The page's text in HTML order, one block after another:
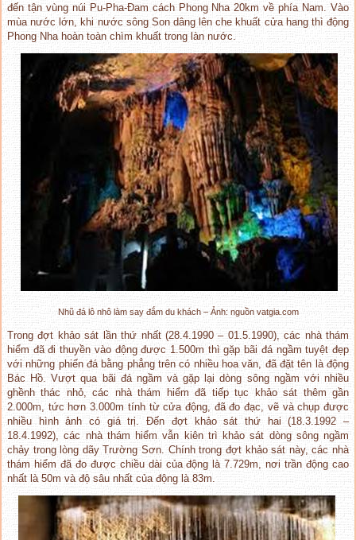
đến tận vùng núi Pu-Pha-Đam cách Phong Nha 20km về phía Nam. Vào
mùa nước lớn, khi nước sông Son dâng lên che khuất cửa hang thì động
Phong Nha hoàn toàn chìm khuất trong làn nước.
Nhũ đá lô nhô làm say đắm du khách – Ảnh: nguồn vatgia.com
Trong đợt khảo sát lần thứ nhất (28.4.1990 – 01.5.1990), các nhà thám
hiểm đã đi thuyền vào động được 1.500m thì gặp bãi đá ngầm tuyệt đẹp
với những phiến đá bằng phẳng trên có nhiều hoa văn, đã đặt tên là động
Bác Hồ. Vượt qua bãi đá ngầm và gặp lại dòng sông ngầm với nhiều
ghềnh thác nhỏ, các nhà thám hiểm đã tiếp tục khảo sát thêm gần
2.000m, tức hơn 3.000m tính từ cửa động, đã đo đạc, vẽ và chụp được
nhiều hình ảnh có giá trị. Đến đợt khảo sát thứ hai (18.3.1992 –
18.4.1992), các nhà thám hiểm vẫn kiên trì khảo sát dòng sông ngầm
chảy trong lòng dãy Trường Sơn. Chính trong đợt khảo sát này, các nhà
thám hiểm đã đo được chiều dài của động là 7.729m, nơi trần động cao
nhất là 50m và độ sâu nhất của động là 83m.